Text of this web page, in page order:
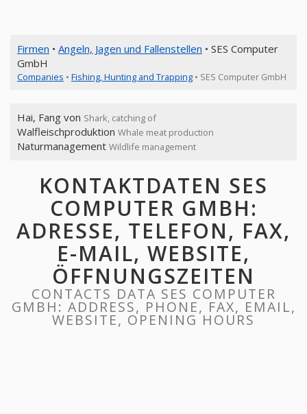
Firmen • Angeln, Jagen und Fallenstellen • SES Computer
GmbH
Companies • Fishing, Hunting and Trapping • SES Computer GmbH
Hai, Fang von Shark, catching of
Walfleischproduktion Whale meat production
Naturmanagement Wildlife management
KONTAKTDATEN SES
COMPUTER GMBH:
ADRESSE, TELEFON, FAX,
E-MAIL, WEBSITE,
ÖFFNUNGSZEITEN
CONTACTS DATA SES COMPUTER
GMBH: ADDRESS, PHONE, FAX, EMAIL,
WEBSITE, OPENING HOURS